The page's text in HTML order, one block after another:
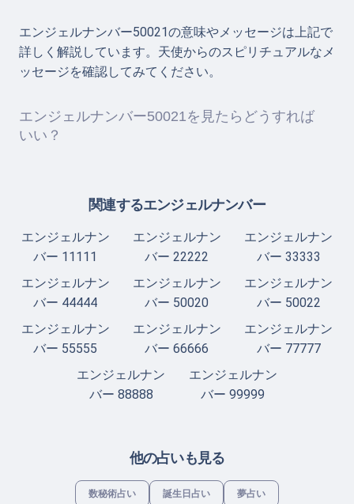
エンジェルナンバー50021の意味やメッセージは上記で
詳しく解説しています。天使からのスピリチュアルなメ
ッセージを確認してみてください。
エンジェルナンバー50021を見たらどうすれば
いい？
関連するエンジェルナンバー
エンジェルナン
バー 11111
エンジェルナン
バー 22222
エンジェルナン
バー 33333
エンジェルナン
バー 44444
エンジェルナン
バー 50020
エンジェルナン
バー 50022
エンジェルナン
バー 55555
エンジェルナン
バー 66666
エンジェルナン
バー 77777
エンジェルナン
バー 88888
エンジェルナン
バー 99999
他の占いも見る
数秘術占い 誕生日占い 夢占い